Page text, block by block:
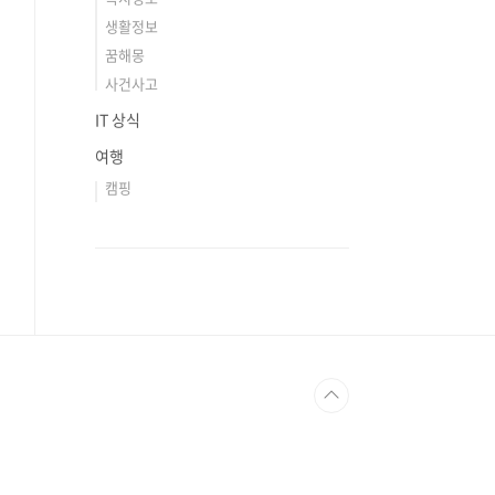
생활정보
꿈해몽
사건사고
IT 상식
여행
캠핑